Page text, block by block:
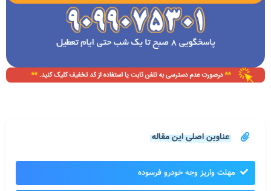
عناوین اصلی این مقاله
مهلت واریز وجه خودرو فرسوده